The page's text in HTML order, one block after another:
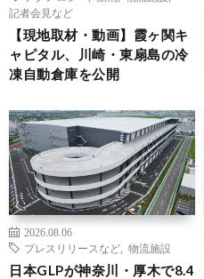
記者会見など
【現地取材・動画】霞ヶ関キ
ャピタル、川崎・東扇島の冷
凍自動倉庫を公開
2026.08.06
プレスリリースなど
物流施設
日本GLPが神奈川・厚木で8.4